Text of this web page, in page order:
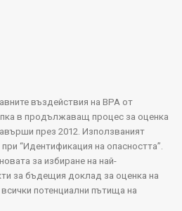
въздействия на BPA от
в продължаващ процес за оценка
през 2012. Използваният
“Идентификация на опасността”.
за избиране на най-
за бъдещия доклад за оценка на
потенциални пътища на